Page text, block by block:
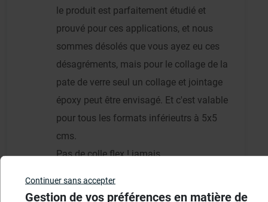
le produit est parfaitement étudié et
prouvé pour ces applications, et nous
sommes désolés que vous ayez eu ces
désagréments, mais pour le collage de la
pate de verre seul un collage et jointage
époxy peut être envisagé. Et c'est valable
pour tous les formats inférieutrs à 5x5
cms.
Pas de colle flex ! jamais.
Cordialement,
Continuer sans accepter
Gestion de vos préférences en matière de